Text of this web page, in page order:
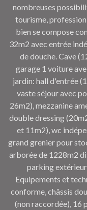
nombreuses
tourisme,
bien se compose
32m2 avec entrée
de douche. Cave
garage 1 voiture
jardin: hall d'entrée
vaste séjour avec
26m2), mezzanine
double dressing
et 11m2), wc
grand grenier pour
arborée de 1228m2
parking
Equipements et
conforme, châssis
(non raccordée), 16